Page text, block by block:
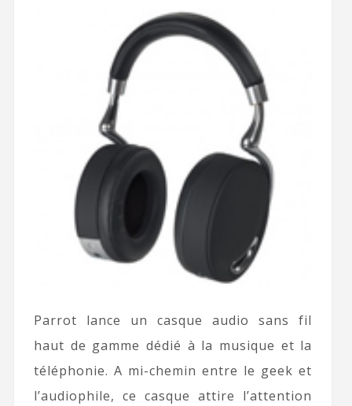
Parrot lance un casque audio sans fil
haut de gamme dédié à la musique et la
téléphonie. A mi-chemin entre le geek et
l’audiophile, ce casque attire l’attention